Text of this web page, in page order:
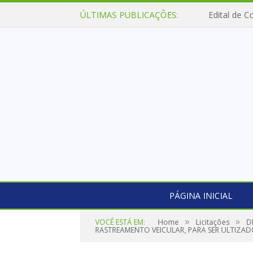
ÚLTIMAS PUBLICAÇÕES: Edital de
PÁGINA INICIAL
VOCÊ ESTÁ EM: Home » Licitações »
RASTREAMENTO VEICULAR, PARA SER